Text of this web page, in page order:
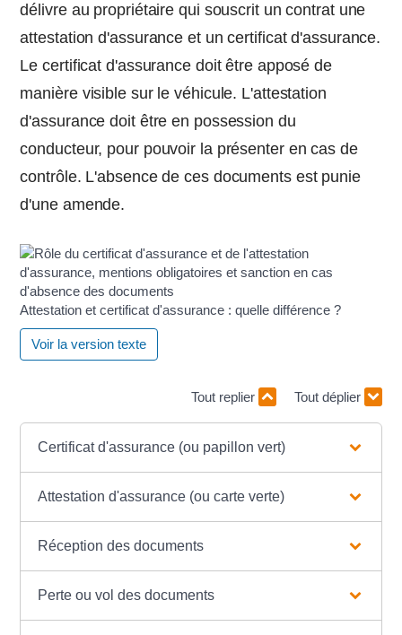
délivre au propriétaire qui souscrit un contrat une
attestation d'assurance et un certificat d'assurance.
Le certificat d'assurance doit être apposé de
manière visible sur le véhicule. L'attestation
d'assurance doit être en possession du
conducteur, pour pouvoir la présenter en cas de
contrôle. L'absence de ces documents est punie
d'une amende.
Attestation et certificat d'assurance : quelle différence ?
Voir la version texte
Tout replier Tout déplier
Certificat d'assurance (ou papillon vert)
Attestation d'assurance (ou carte verte)
Réception des documents
Perte ou vol des documents